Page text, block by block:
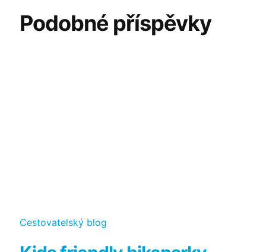
Podobné příspěvky
Kategorie
Cestovatelský blog